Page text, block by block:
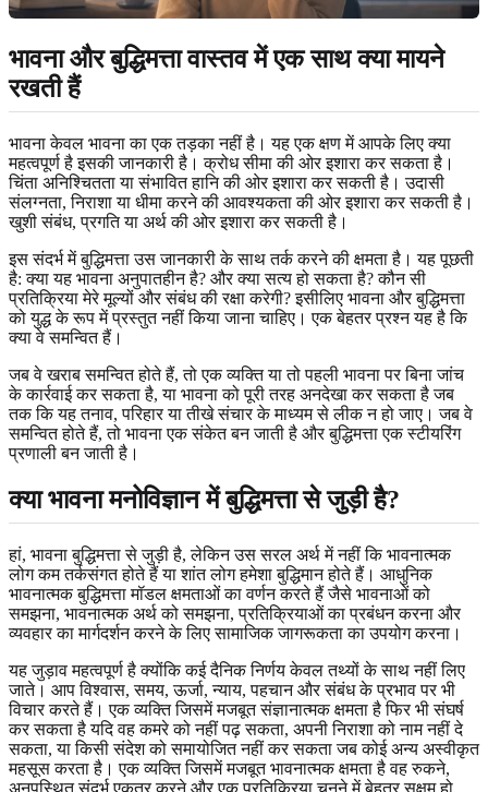
भावना और बुद्धिमत्ता वास्तव में एक साथ क्या मायने
रखती हैं
भावना केवल भावना का एक तड़का नहीं है। यह एक क्षण में आपके लिए क्या
महत्वपूर्ण है इसकी जानकारी है। क्रोध सीमा की ओर इशारा कर सकता है।
चिंता अनिश्चितता या संभावित हानि की ओर इशारा कर सकती है। उदासी
संलग्नता, निराशा या धीमा करने की आवश्यकता की ओर इशारा कर सकती है।
खुशी संबंध, प्रगति या अर्थ की ओर इशारा कर सकती है।
इस संदर्भ में बुद्धिमत्ता उस जानकारी के साथ तर्क करने की क्षमता है। यह पूछती
है: क्या यह भावना अनुपातहीन है? और क्या सत्य हो सकता है? कौन सी
प्रतिक्रिया मेरे मूल्यों और संबंध की रक्षा करेगी? इसीलिए भावना और बुद्धिमत्ता
को युद्ध के रूप में प्रस्तुत नहीं किया जाना चाहिए। एक बेहतर प्रश्न यह है कि
क्या वे समन्वित हैं।
जब वे खराब समन्वित होते हैं, तो एक व्यक्ति या तो पहली भावना पर बिना जांच
के कार्रवाई कर सकता है, या भावना को पूरी तरह अनदेखा कर सकता है जब
तक कि यह तनाव, परिहार या तीखे संचार के माध्यम से लीक न हो जाए। जब वे
समन्वित होते हैं, तो भावना एक संकेत बन जाती है और बुद्धिमत्ता एक स्टीयरिंग
प्रणाली बन जाती है।
क्या भावना मनोविज्ञान में बुद्धिमत्ता से जुड़ी है?
हां, भावना बुद्धिमत्ता से जुड़ी है, लेकिन उस सरल अर्थ में नहीं कि भावनात्मक
लोग कम तर्कसंगत होते हैं या शांत लोग हमेशा बुद्धिमान होते हैं। आधुनिक
भावनात्मक बुद्धिमत्ता मॉडल क्षमताओं का वर्णन करते हैं जैसे भावनाओं को
समझना, भावनात्मक अर्थ को समझना, प्रतिक्रियाओं का प्रबंधन करना और
व्यवहार का मार्गदर्शन करने के लिए सामाजिक जागरूकता का उपयोग करना।
यह जुड़ाव महत्वपूर्ण है क्योंकि कई दैनिक निर्णय केवल तथ्यों के साथ नहीं लिए
जाते। आप विश्वास, समय, ऊर्जा, न्याय, पहचान और संबंध के प्रभाव पर भी
विचार करते हैं। एक व्यक्ति जिसमें मजबूत संज्ञानात्मक क्षमता है फिर भी संघर्ष
कर सकता है यदि वह कमरे को नहीं पढ़ सकता, अपनी निराशा को नाम नहीं दे
सकता, या किसी संदेश को समायोजित नहीं कर सकता जब कोई अन्य अस्वीकृत
महसूस करता है। एक व्यक्ति जिसमें मजबूत भावनात्मक क्षमता है वह रुकने,
अनुपस्थित संदर्भ एकत्र करने और एक प्रतिक्रिया चुनने में बेहतर सक्षम हो